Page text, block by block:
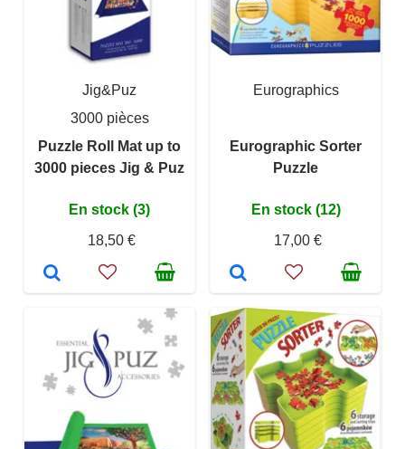
Jig&Puz
3000 pièces
Puzzle Roll Mat up to
3000 pieces Jig & Puz
En stock (3)
18,50 €
Eurographics
Eurographic Sorter
Puzzle
En stock (12)
17,00 €